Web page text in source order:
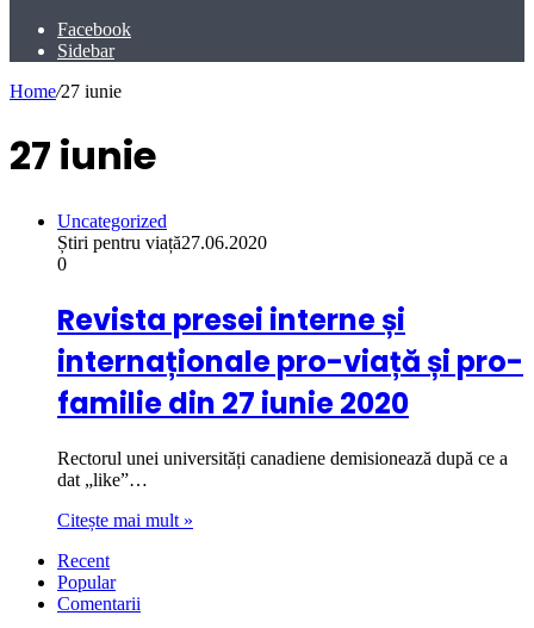
Facebook
Sidebar
Home/27 iunie
27 iunie
Uncategorized
Știri pentru viață27.06.2020
0
Revista presei interne și
internaționale pro-viață și pro-
familie din 27 iunie 2020
Rectorul unei universități canadiene demisionează după ce a
dat „like”…
Citește mai mult »
Recent
Popular
Comentarii